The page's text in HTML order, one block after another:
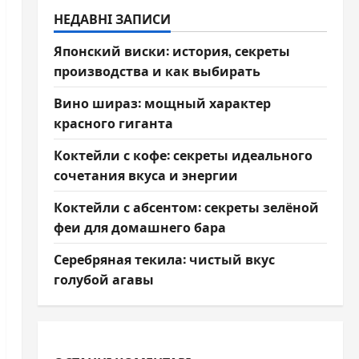
НЕДАВНІ ЗАПИСИ
Японский виски: история, секреты
производства и как выбирать
Вино шираз: мощный характер
красного гиганта
Коктейли с кофе: секреты идеального
сочетания вкуса и энергии
Коктейли с абсентом: секреты зелёной
феи для домашнего бара
Серебряная текила: чистый вкус
голубой агавы